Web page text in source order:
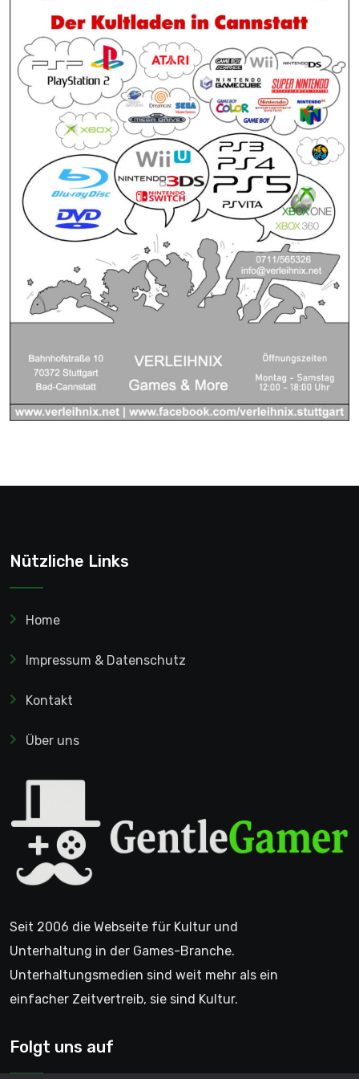
Nützliche Links
Home
Impressum & Datenschutz
Kontakt
Über uns
Seit 2006 die Webseite für Kultur und
Unterhaltung in der Games-Branche.
Unterhaltungsmedien sind weit mehr als ein
einfacher Zeitvertreib, sie sind Kultur.
Folgt uns auf